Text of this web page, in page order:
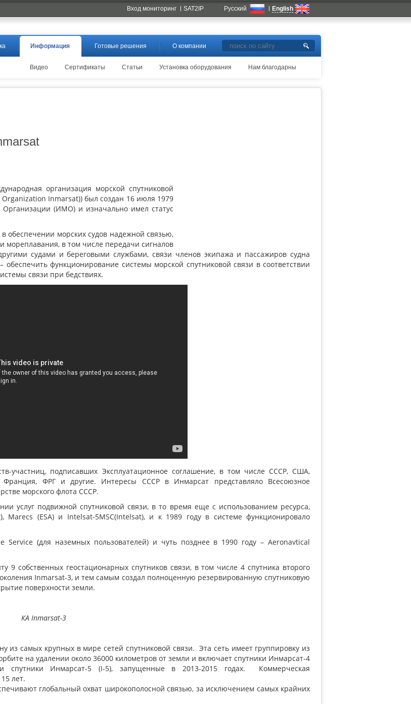
организация морской спутниковой
Inmarsat)) был создан 16 июля 1979
(ИМО) и изначально имел статус
обеспечении морских судов надежной связью,
в том числе передачи сигналов
судами и береговыми службами, связи членов экипажа и пассажиров судна
функционирование системы морской спутниковой связи в соответствии
связи при бедствиях.
участниц, подписавших Эксплуатационное соглашение, в том числе СССР, США,
Франция, ФРГ и другие. Интересы СССР в Инмарсат представляло Всесоюзное
морского флота СССР.
услуг подвижной спутниковой связи, в то время еще с использованием ресурса,
), Marecs (ESA) и Intelsat-5MSC(Intelsat), и к 1989 году в системе функционировало
Service (для наземных пользователей) и чуть позднее в 1990 году – Aeronavtical
собственных геостационарных спутников связи, в том числе 4 спутника второго
Inmarsat-3, и тем самым создал полноценную резервированную спутниковую
поверхности земли.
КА Inmarsat-3
из самых крупных в мире сетей спутниковой связи. Эта сеть имеет группировку из
на удалении около 36000 километров от земли и включает спутники Инмарсат-4
Инмарсат-5 (I-5), запущенные в 2013-2015 годах. Коммерческая
лет.
глобальный охват широкополосной связью, за исключением самых крайних
Русский English
Информация
Видео Сертификаты Статьи Установка оборудования Нам благодарны
Готовые решения О компании
Вход мониторинг SAT2IP